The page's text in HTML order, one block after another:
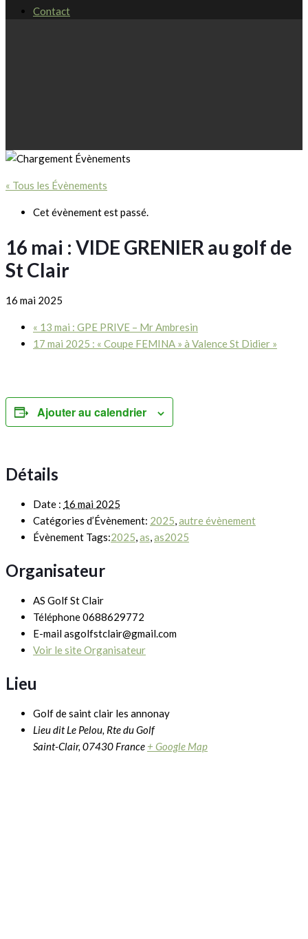
Contact
« Tous les Évènements
Cet évènement est passé.
16 mai : VIDE GRENIER au golf de
St Clair
16 mai 2025
« 13 mai : GPE PRIVE – Mr Ambresin
17 mai 2025 : « Coupe FEMINA » à Valence St Didier »
Ajouter au calendrier
Détails
Date : 16 mai 2025
Catégories d’Évènement: 2025,autre évènement
Évènement Tags:2025,as,as2025
Organisateur
AS Golf St Clair
Téléphone0688629772
E-mailasgolfstclair@gmail.com
Voir le site Organisateur
Lieu
Golf de saint clair les annonay
Lieu dit Le Pelou, Rte du Golf
Saint-Clair, 07430 France + Google Map